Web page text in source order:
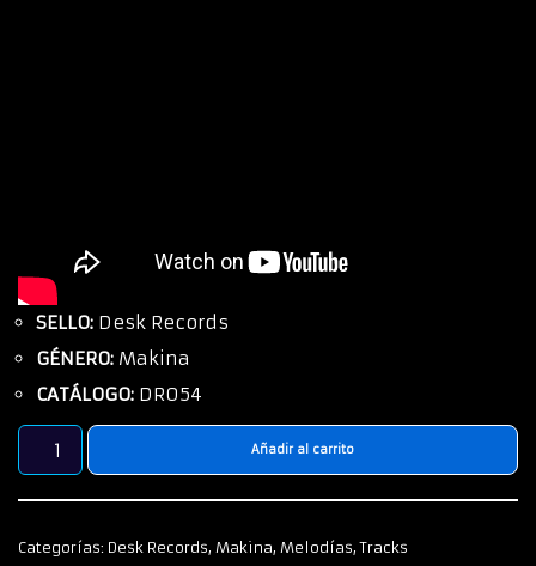
SELLO: Desk Records
GÉNERO: Makina
CATÁLOGO: DR054
Añadir al carrito
Categorías: Desk Records, Makina, Melodías,Tracks